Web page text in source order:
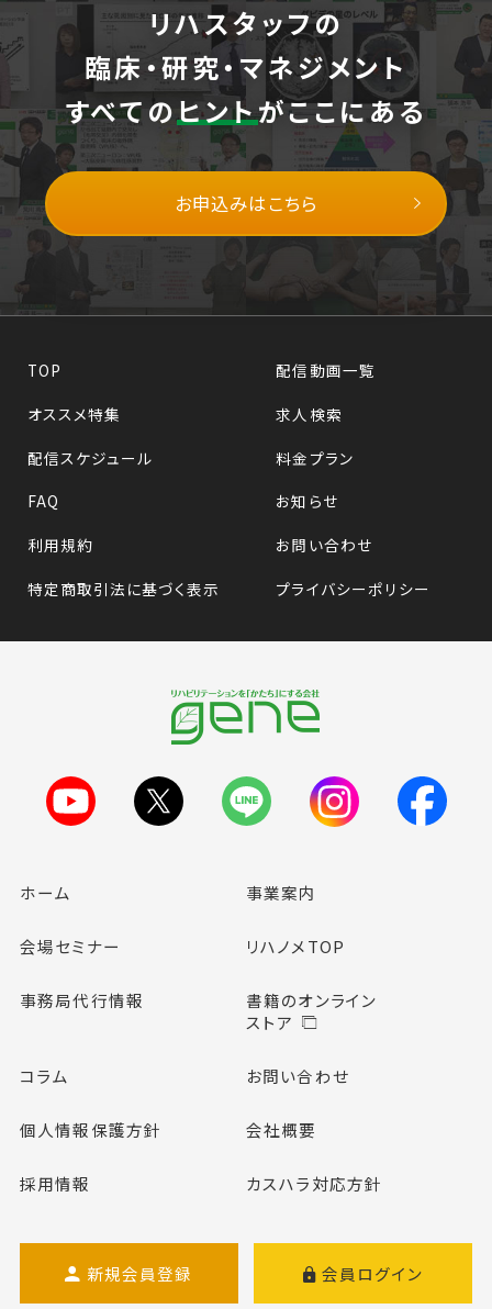
リハスタッフの
臨床・研究・マネジメント
すべてのヒントがここにある
お申込みはこちら
TOP
配信動画一覧
オススメ特集
求人検索
配信スケジュール
料金プラン
FAQ
お知らせ
利用規約
お問い合わせ
特定商取引法に基づく表示
プライバシーポリシー
ホーム 事業案内
会場セミナー リハノメTOP
事務局代行情報
書籍のオンライン
ストア
コラム お問い合わせ
個人情報保護方針 会社概要
採用情報 カスハラ対応方針
新規会員登録 会員ログイン